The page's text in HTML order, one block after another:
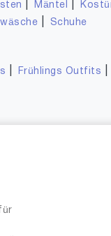
Mäntel
Schuhe
Frühlings Outfits